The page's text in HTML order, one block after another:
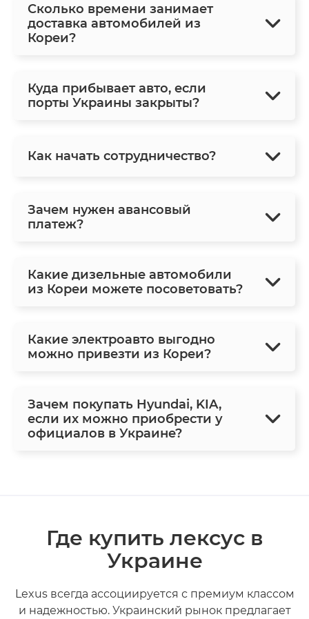
Сколько времени занимает
доставка автомобилей из
Кореи?
Куда прибывает авто, если
порты Украины закрыты?
Как начать сотрудничество?
Зачем нужен авансовый
платеж?
Какие дизельные автомобили
из Кореи можете посоветовать?
Какие электроавто выгодно
можно привезти из Кореи?
Зачем покупать Hyundai, KIA,
если их можно приобрести у
официалов в Украине?
Где купить лексус в
Украине
Lexus всегда ассоциируется с премиум классом
и надежностью. Украинский рынок предлагает